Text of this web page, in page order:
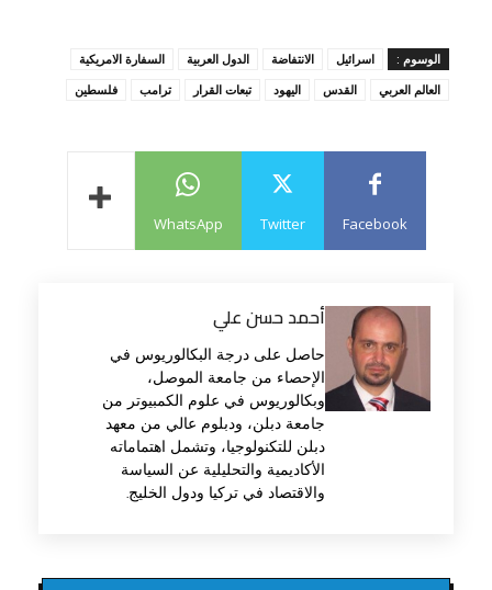
الوسوم : اسرائيل الانتفاضة الدول العربية
السفارة الامريكية
العالم العربي
القدس اليهود تبعات القرار ترامب فلسطين
Facebook
Twitter
WhatsApp
أحمد حسن علي
حاصل على درجة البكالوريوس في
الإحصاء من جامعة الموصل،
وبكالوريوس في علوم الكمبيوتر من
جامعة دبلن، ودبلوم عالي من معهد
دبلن للتكنولوجيا، وتشمل اهتماماته
الأكاديمية والتحليلية عن السياسة
والاقتصاد في تركيا ودول الخليج.